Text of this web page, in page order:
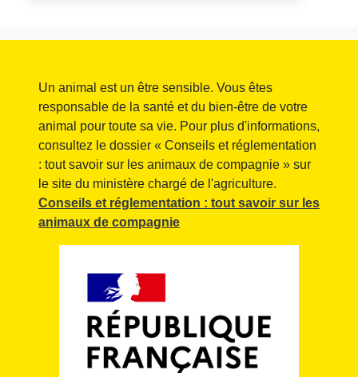
Un animal est un être sensible. Vous êtes
responsable de la santé et du bien-être de votre
animal pour toute sa vie. Pour plus d'informations,
consultez le dossier « Conseils et réglementation
: tout savoir sur les animaux de compagnie » sur
le site du ministère chargé de l'agriculture.
Conseils et réglementation : tout savoir sur les
animaux de compagnie